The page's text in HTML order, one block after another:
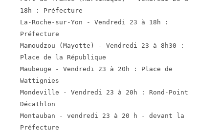
18h : Préfecture
La-Roche-sur-Yon - Vendredi 23 à 18h :
Préfecture
Mamoudzou (Mayotte) - Vendredi 23 à 8h30 :
Place de la République
Maubeuge - Vendredi 23 à 20h : Place de
Wattignies
Mondeville - Vendredi 23 à 20h : Rond-Point
Décathlon
Montauban - vendredi 23 à 20 h - devant la
Préfecture